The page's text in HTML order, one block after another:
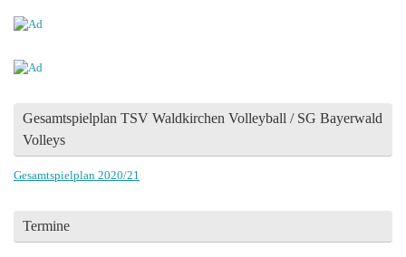
Gesamtspielplan TSV Waldkirchen Volleyball / SG Bayerwald
Volleys
Gesamtspielplan 2020/21
Termine